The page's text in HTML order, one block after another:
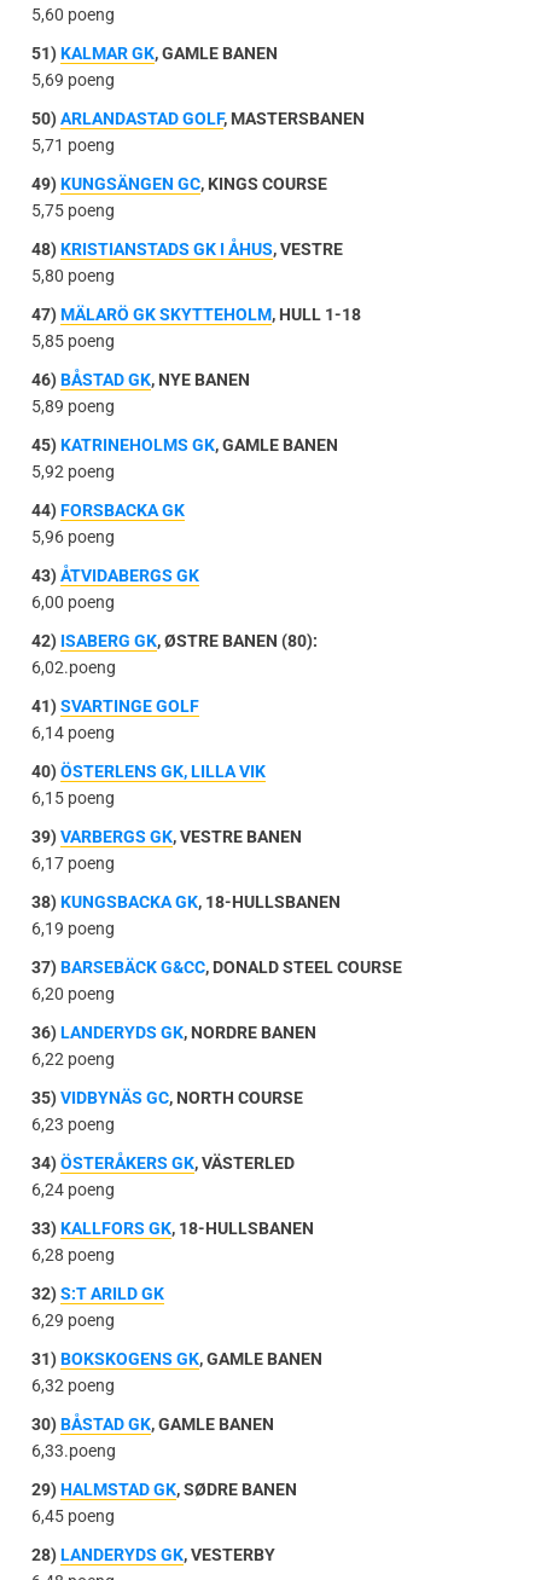
5,60 poeng
51)KALMAR GK, GAMLE BANEN
5,69 poeng
50)ARLANDASTAD GOLF, MASTERSBANEN
5,71 poeng
49)KUNGSÄNGEN GC, KINGS COURSE
5,75 poeng
48)KRISTIANSTADS GK I ÅHUS, VESTRE
5,80 poeng
47)MÄLARÖ GK SKYTTEHOLM, HULL 1-18
5,85 poeng
46)BÅSTAD GK, NYE BANEN
5,89 poeng
45)KATRINEHOLMS GK, GAMLE BANEN
5,92 poeng
44)FORSBACKA GK
5,96 poeng
43)ÅTVIDABERGS GK
6,00 poeng
42) ISABERG GK, ØSTRE BANEN (80):
6,02.poeng
41)SVARTINGE GOLF
6,14 poeng
40)ÖSTERLENS GK, LILLA VIK
6,15 poeng
39)VARBERGS GK, VESTRE BANEN
6,17 poeng
38)KUNGSBACKA GK, 18-HULLSBANEN
6,19 poeng
37)BARSEBÄCK G&CC, DONALD STEEL COURSE
6,20 poeng
36)LANDERYDS GK, NORDRE BANEN
6,22 poeng
35)VIDBYNÄS GC, NORTH COURSE
6,23 poeng
34)ÖSTERÅKERS GK, VÄSTERLED
6,24 poeng
33)KALLFORS GK, 18-HULLSBANEN
6,28 poeng
32)S:T ARILD GK
6,29 poeng
31)BOKSKOGENS GK, GAMLE BANEN
6,32 poeng
30)BÅSTAD GK, GAMLE BANEN
6,33.poeng
29)HALMSTAD GK, SØDRE BANEN
6,45 poeng
28)LANDERYDS GK, VESTERBY